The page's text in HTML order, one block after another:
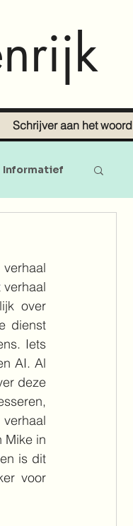
Schrijver aan het woord
Informatief
over
dienst
Iets
AI. Al
deze
Mike in
is dit
voor